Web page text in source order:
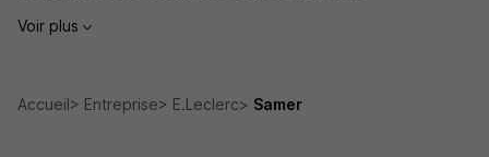
Voir plus
Accueil Entreprise E.Leclerc Samer